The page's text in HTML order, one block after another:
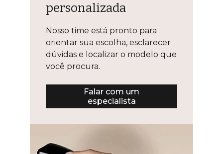
personalizada
Nosso time está pronto para
orientar sua escolha, esclarecer
dúvidas e localizar o modelo que
você procura.
Falar com um
especialista